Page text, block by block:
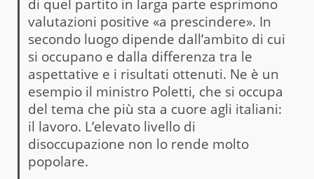
di quel partito in larga parte esprimono
valutazioni positive «a prescindere». In
secondo luogo dipende dall’ambito di cui
si occupano e dalla differenza tra le
aspettative e i risultati ottenuti. Ne è un
esempio il ministro Poletti, che si occupa
del tema che più sta a cuore agli italiani:
il lavoro. L’elevato livello di
disoccupazione non lo rende molto
popolare.